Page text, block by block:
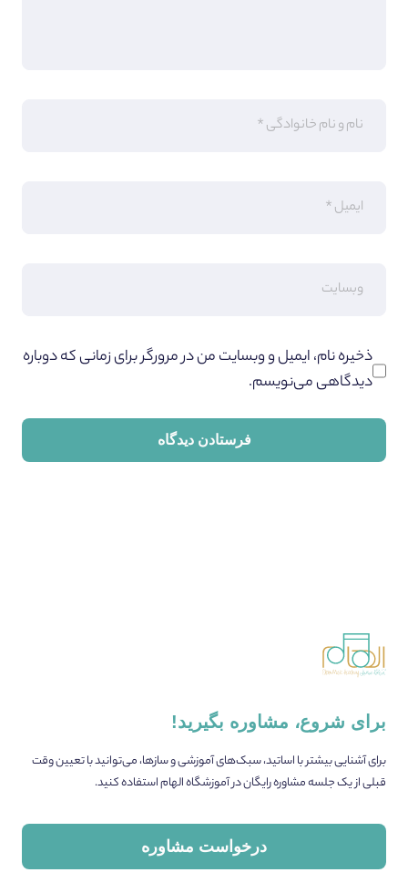
ذخیره نام، ایمیل و وبسایت من در مرورگر برای زمانی که دوباره
دیدگاهی می‌نویسم.
برای شروع، مشاوره بگیرید!
برای آشنایی بیشتر با اساتید، سبک‌های آموزشی و سازها، می‌توانید با تعیین وقت
قبلی از یک جلسه مشاوره رایگان در آموزشگاه الهام استفاده کنید.
درخواست مشاوره